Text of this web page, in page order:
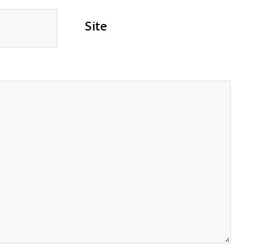
Site